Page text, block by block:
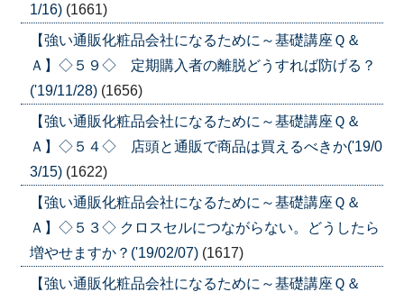
1/16) (1661)
【強い通販化粧品会社になるために～基礎講座Ｑ＆
Ａ】◇５９◇ 定期購入者の離脱どうすれば防げる？
('19/11/28) (1656)
【強い通販化粧品会社になるために～基礎講座Ｑ＆
Ａ】◇５４◇ 店頭と通販で商品は買えるべきか('19/0
3/15) (1622)
【強い通販化粧品会社になるために～基礎講座Ｑ＆
Ａ】◇５３◇ クロスセルにつながらない。どうしたら
増やせますか？('19/02/07) (1617)
【強い通販化粧品会社になるために～基礎講座Ｑ＆